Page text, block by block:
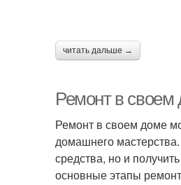
читать дальше →
Ремонт в своем
Ремонт в своем доме
домашнего
средства, но и
основные этапы